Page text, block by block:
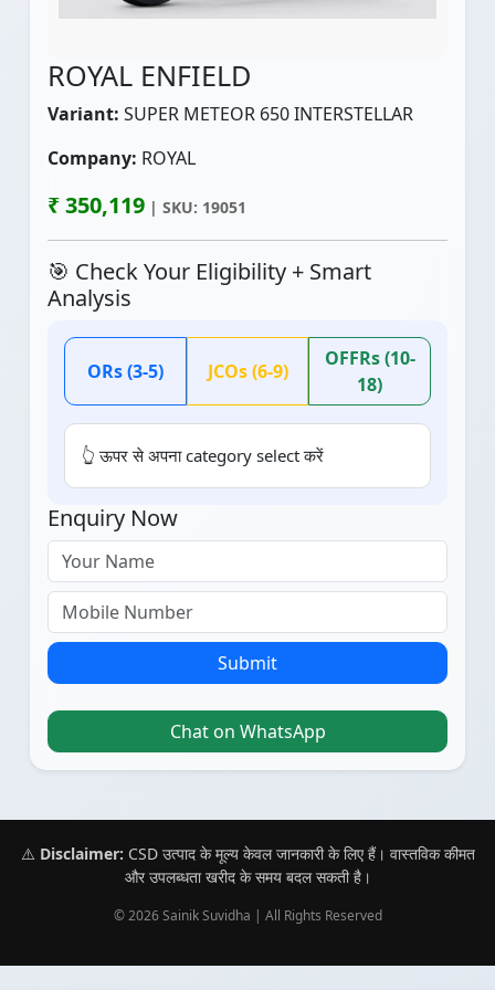
ROYAL ENFIELD
Variant: SUPER METEOR 650 INTERSTELLAR
Company: ROYAL
₹ 350,119 | SKU: 19051
🎯 Check Your Eligibility + Smart
Analysis
ORs (3-5) JCOs (6-9)
OFFRs (10-
18)
👆 ऊपर से अपना category select करें
Enquiry Now
Submit
Chat on WhatsApp
⚠️ Disclaimer: CSD उत्पाद के मूल्य केवल जानकारी के लिए हैं। वास्तविक कीमत
और उपलब्धता खरीद के समय बदल सकती है।
© 2026 Sainik Suvidha | All Rights Reserved